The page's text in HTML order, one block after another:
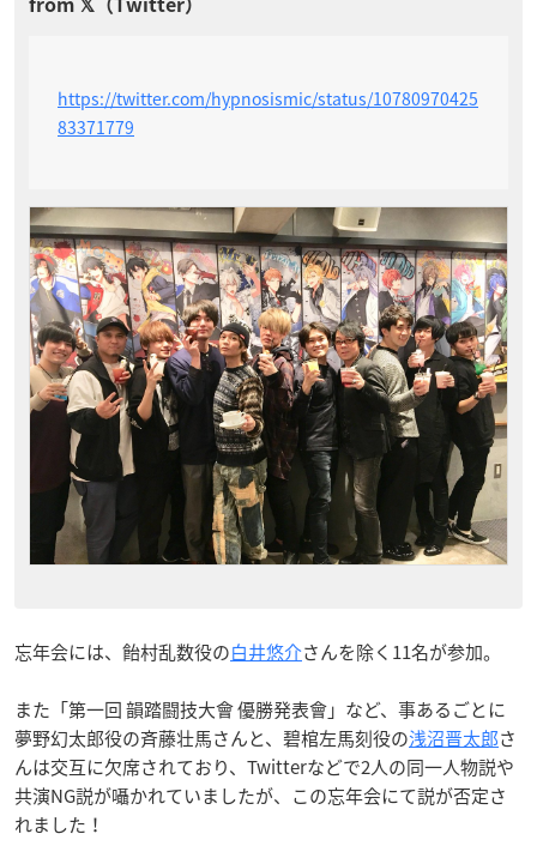
https://twitter.com/hypnosismic/status/10780970425
83371779
忘年会には、飴村乱数役の白井悠介さんを除く11名が参加。
また「第一回 韻踏闘技大會 優勝発表會」など、事あるごとに
夢野幻太郎役の斉藤壮馬さんと、碧棺左馬刻役の浅沼晋太郎さ
んは交互に欠席されており、Twitterなどで2人の同一人物説や
共演NG説が囁かれていましたが、この忘年会にて説が否定さ
れました！